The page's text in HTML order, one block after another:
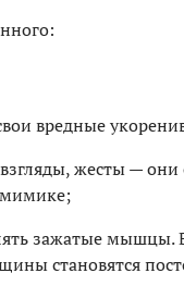
вредные
жесты —
зажатые
становятся